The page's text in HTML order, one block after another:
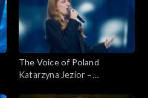
ciemno, 21 września 2024
The Voice of Poland
Katarzyna Jezior –